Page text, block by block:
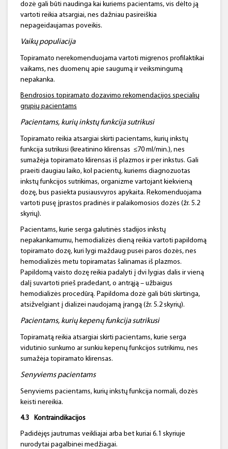
dozė gali būti naudinga kai kuriems pacientams, vis dėlto ją
vartoti reikia atsargiai, nes dažniau pasireiškia
nepageidaujamas poveikis.
Vaikų populiacija
Topiramato nerekomenduojama vartoti migrenos profilaktikai
vaikams, nes duomenų apie saugumą ir veiksmingumą
nepakanka.
Bendrosios topiramato dozavimo rekomendacijos specialių
grupių pacientams
Pacientams, kurių inkstų funkcija sutrikusi
Topiramato reikia atsargiai skirti pacientams, kurių inkstų
funkcija sutrikusi (kreatinino klirensas ≤70 ml/min.), nes
sumažėja topiramato klirensas iš plazmos ir per inkstus. Gali
praeiti daugiau laiko, kol pacientų, kuriems diagnozuotas
inkstų funkcijos sutrikimas, organizme vartojant kiekvieną
dozę, bus pasiekta pusiausvyros apykaita. Rekomenduojama
vartoti pusę įprastos pradinės ir palaikomosios dozės (žr. 5.2
skyrių).
Pacientams, kurie serga galutinės stadijos inkstų
nepakankamumu, hemodializės dieną reikia vartoti papildomą
topiramato dozę, kuri lygi maždaug pusei paros dozės, nes
hemodializės metu topiramatas šalinamas iš plazmos.
Papildomą vaisto dozę reikia padalyti į dvi lygias dalis ir vieną
dalį suvartoti prieš pradedant, o antrąją – užbaigus
hemodializės procedūrą. Papildoma dozė gali būti skirtinga,
atsižvelgiant į dializei naudojamą įrangą (žr. 5.2 skyrių).
Pacientams, kurių kepenų funkcija sutrikusi
Topiramatą reikia atsargiai skirti pacientams, kurie serga
vidutinio sunkumo ar sunkiu kepenų funkcijos sutrikimu, nes
sumažėja topiramato klirensas.
Senyviemspacientams
Senyviems pacientams, kurių inkstų funkcija normali, dozės
keisti nereikia.
4.3 Kontraindikacijos
Padidėjęs jautrumas veikliajai arba bet kuriai 6.1 skyriuje
nurodytai pagalbinei medžiagai.